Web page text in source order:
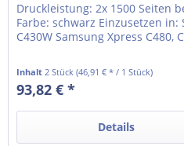
Druckleistung: 2x 1500 Seiten
Farbe: schwarz Einzusetzen in:
C430W Samsung Xpress C480,
Inhalt2 Stück(46,91 € * / 1 Stück)
93,82 € *
Details